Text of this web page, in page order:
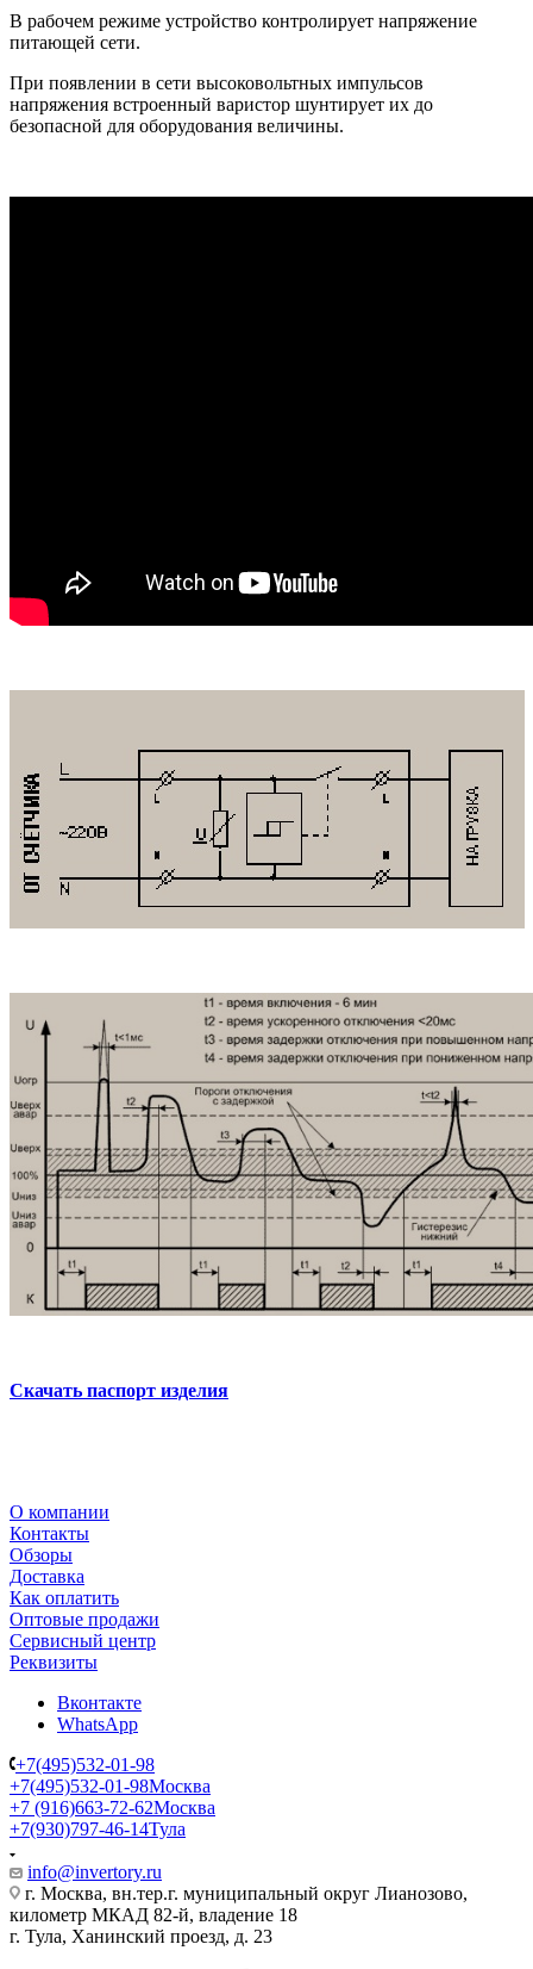
В рабочем режиме устройство контролирует напряжение
питающей сети.
При появлении в сети высоковольтных импульсов
напряжения встроенный варистор шунтирует их до
безопасной для оборудования величины.
Скачать паспорт изделия
О компании
Контакты
Обзоры
Доставка
Как оплатить
Оптовые продажи
Сервисный центр
Реквизиты
Вконтакте
WhatsApp
+7(495)532-01-98
+7(495)532-01-98Москва
+7 (916)663-72-62Москва
+7(930)797-46-14Тула
info@invertory.ru
г. Москва, вн.тер.г. муниципальный округ Лианозово,
километр МКАД 82-й, владение 18
г. Тула, Ханинский проезд, д. 23